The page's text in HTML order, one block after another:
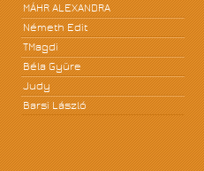
MÁHR ALEXANDRA
Németh Edit
TMagdi
Béla Gyüre
Judy
Barsi László